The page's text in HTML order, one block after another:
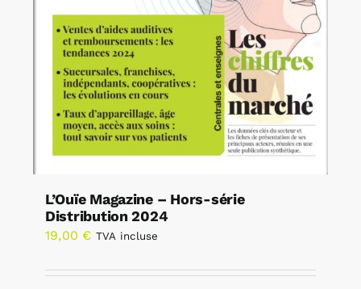
L’Ouïe Magazine – Hors-série
Distribution 2024
19,00 € TVA incluse